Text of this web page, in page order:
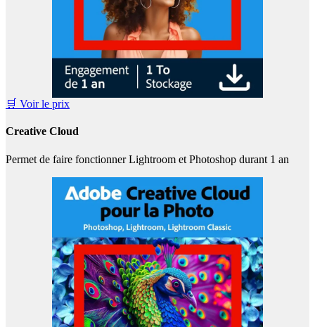
🛒 Voir le prix
Creative Cloud
Permet de faire fonctionner Lightroom et Photoshop durant 1 an